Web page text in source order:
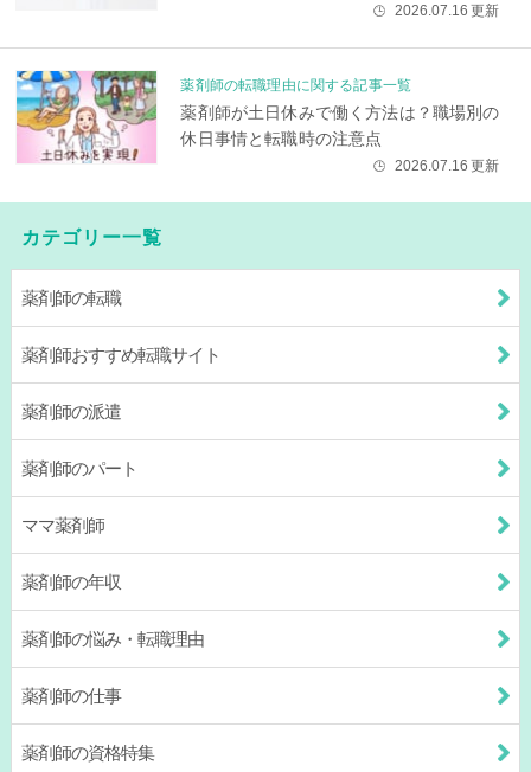
🕒 2026.07.16 更新
薬剤師の転職理由に関する記事一覧
薬剤師が土日休みで働く方法は？職場別の
休日事情と転職時の注意点
🕒 2026.07.16 更新
カテゴリー一覧
薬剤師の転職
薬剤師おすすめ転職サイト
薬剤師の派遣
薬剤師のパート
ママ薬剤師
薬剤師の年収
薬剤師の悩み・転職理由
薬剤師の仕事
薬剤師の資格特集